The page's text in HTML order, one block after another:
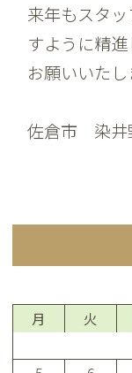
来年もスタ
すように精
お願いいたし
佐倉市 染
月 火